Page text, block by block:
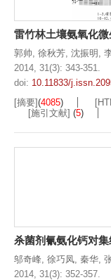
雷竹林土壤氨氧化
郭帅 徐秋芳 沈振明
2014, 31(3): 343-351.
doi: 10.11833/
[摘要](4085)
[施引文献] (5)
杀菌剂氰氨化钙对
邬奇峰 徐巧凤 秦华
2014, 31(3): 352-357.